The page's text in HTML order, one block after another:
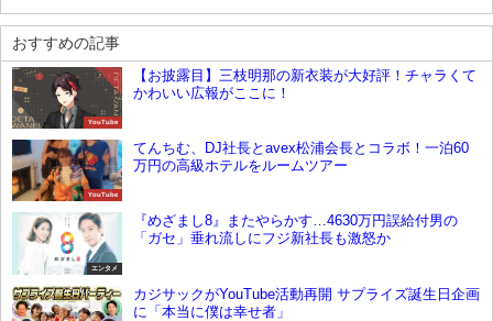
おすすめの記事
YouTube
【お披露目】三枝明那の新衣装が大好評！チャラくて
かわいい広報がここに！
YouTube
てんちむ、DJ社長とavex松浦会長とコラボ！一泊60
万円の高級ホテルをルームツアー
エンタメ
『めざまし8』またやらかす…4630万円誤給付男の
「ガセ」垂れ流しにフジ新社長も激怒か
カジサックがYouTube活動再開 サプライズ誕生日企画
に「本当に僕は幸せ者」